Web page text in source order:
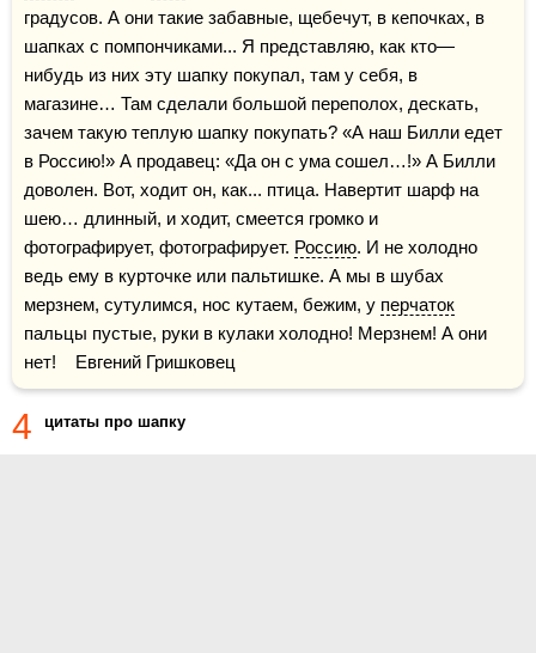
градусов. А они такие забавные, щебечут, в кепочках, в
шапках с помпончиками... Я представляю, как кто—
нибудь из них эту шапку покупал, там у себя, в
магазине… Там сделали большой переполох, дескать,
зачем такую теплую шапку покупать? «А наш Билли едет
в Россию!» А продавец: «Да он с ума сошел…!» А Билли
доволен. Вот, ходит он, как... птица. Навертит шарф на
шею… длинный, и ходит, смеется громко и
фотографирует, фотографирует. Россию. И не холодно
ведь ему в курточке или пальтишке. А мы в шубах
мерзнем, сутулимся, нос кутаем, бежим, у перчаток
пальцы пустые, руки в кулаки холодно! Мерзнем! А они
нет!    Евгений Гришковец
4 цитаты про шапку